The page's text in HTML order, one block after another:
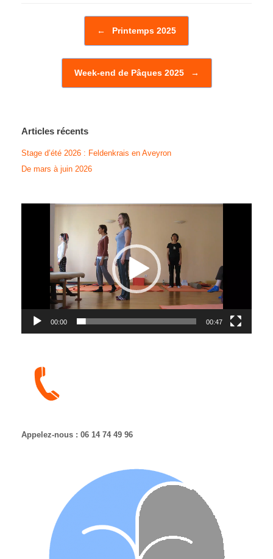
← Printemps 2025
Week-end de Pâques 2025 →
Articles récents
Stage d’été 2026 : Feldenkrais en Aveyron
De mars à juin 2026
00:00 00:47
Appelez-nous : 06 14 74 49 96